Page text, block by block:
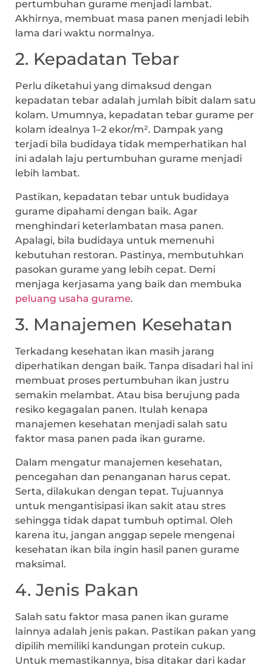
pertumbuhan gurame menjadi lambat.
Akhirnya, membuat masa panen menjadi lebih
lama dari waktu normalnya.
2. Kepadatan Tebar
Perlu diketahui yang dimaksud dengan
kepadatan tebar adalah jumlah bibit dalam satu
kolam. Umumnya, kepadatan tebar gurame per
kolam idealnya 1–2 ekor/m². Dampak yang
terjadi bila budidaya tidak memperhatikan hal
ini adalah laju pertumbuhan gurame menjadi
lebih lambat.
Pastikan, kepadatan tebar untuk budidaya
gurame dipahami dengan baik. Agar
menghindari keterlambatan masa panen.
Apalagi, bila budidaya untuk memenuhi
kebutuhan restoran. Pastinya, membutuhkan
pasokan gurame yang lebih cepat. Demi
menjaga kerjasama yang baik dan membuka
peluang usaha gurame.
3. Manajemen Kesehatan
Terkadang kesehatan ikan masih jarang
diperhatikan dengan baik. Tanpa disadari hal ini
membuat proses pertumbuhan ikan justru
semakin melambat. Atau bisa berujung pada
resiko kegagalan panen. Itulah kenapa
manajemen kesehatan menjadi salah satu
faktor masa panen pada ikan gurame.
Dalam mengatur manajemen kesehatan,
pencegahan dan penanganan harus cepat.
Serta, dilakukan dengan tepat. Tujuannya
untuk mengantisipasi ikan sakit atau stres
sehingga tidak dapat tumbuh optimal. Oleh
karena itu, jangan anggap sepele mengenai
kesehatan ikan bila ingin hasil panen gurame
maksimal.
4. Jenis Pakan
Salah satu faktor masa panen ikan gurame
lainnya adalah jenis pakan. Pastikan pakan yang
dipilih memiliki kandungan protein cukup.
Untuk memastikannya, bisa ditakar dari kadar